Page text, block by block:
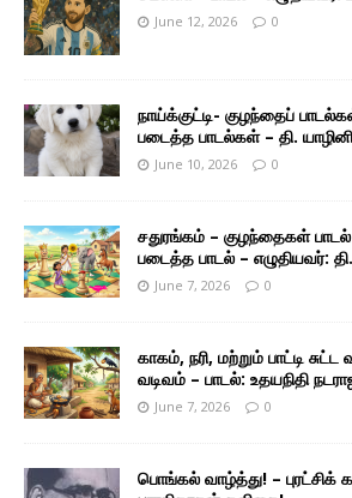
June 12, 2026 0
நாய்க்குட்டி- குழந்தைப்
படைத்த பாடல்கள் – தி. யாழினி
June 10, 2026 0
சதுரங்கம் – குழந்தைகள்
படைத்த பாடல் – எழுதியவர்:
June 7, 2026 0
காகம், நரி, மற்றும் பாட்டி
வடிவம் – பாடல்: உதயநிதி
June 7, 2026 0
பொங்கல் வாழ்த்து! – புரட்சிக்